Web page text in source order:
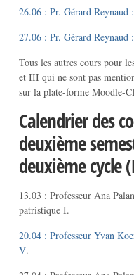
26.06 : Pr. Gérard Reynaud
27.06 : Pr. Gérard Reynaud
Tous les autres cours pour
et III qui ne sont pas
sur la plate-forme Moodle-
Calendrier des
deuxième
deuxième cycle
13.03 : Professeur Ana
patristique I.
20.04 : Professeur Yvan
V.